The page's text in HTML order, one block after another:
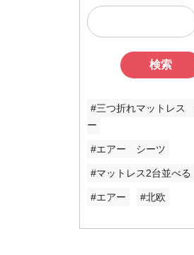
検索
#三つ折れマットレス
ー
#エアー シーツ
#マットレス2台並べる
#エアー #北欧